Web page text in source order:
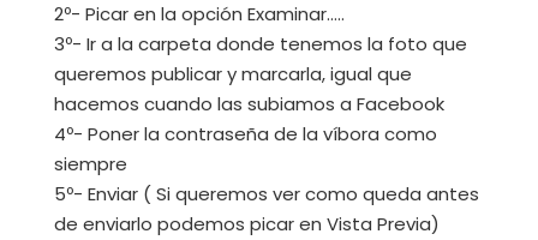
2º- Picar en la opción Examinar…..
3º- Ir a la carpeta donde tenemos la foto que
queremos publicar y marcarla, igual que
hacemos cuando las subiamos a Facebook
4º- Poner la contraseña de la víbora como
siempre
5º- Enviar ( Si queremos ver como queda antes
de enviarlo podemos picar en Vista Previa)